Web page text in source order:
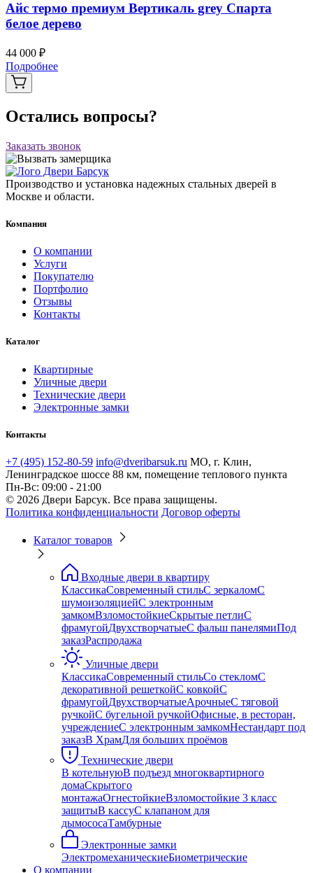
Айс термо премиум Вертикаль grey Спарта
белое дерево
44 000 ₽
Подробнее
Остались вопросы?
Заказать звонок
Производство и установка надежных стальных дверей в
Москве и области.
Компания
О компании
Услуги
Покупателю
Портфолио
Отзывы
Контакты
Каталог
Квартирные
Уличные двери
Технические двери
Электронные замки
Контакты
+7 (495) 152-80-59 info@dveribarsuk.ru МО, г. Клин,
Ленинградское шоссе 88 км, помещение теплового пункта
Пн-Вс: 09:00 - 21:00
© 2026 Двери Барсук. Все права защищены.
Политика конфиденциальности Договор оферты
Каталог товаров
Входные двери в квартиру
КлассикаСовременный стильС зеркаломС
шумоизоляциейС электронным
замкомВзломостойкиеСкрытые петлиС
фрамугойДвухстворчатыеС фальш панелямиПод
заказРаспродажа
Уличные двери
КлассикаСовременный стильСо стекломС
декоративной решеткойС ковкойС
фрамугойДвухстворчатыеАрочныеС тяговой
ручкойС бугельной ручкойОфисные, в ресторан,
учреждениеС электронным замкомНестандарт под
заказВ ХрамДля больших проёмов
Технические двери
В котельнуюВ подъезд многоквартирного
домаСкрытого
монтажаОгнестойкиеВзломостойкие 3 класс
защитыВ кассуС клапаном для
дымососаТамбурные
Электронные замки
ЭлектромеханическиеБиометрические
О компании